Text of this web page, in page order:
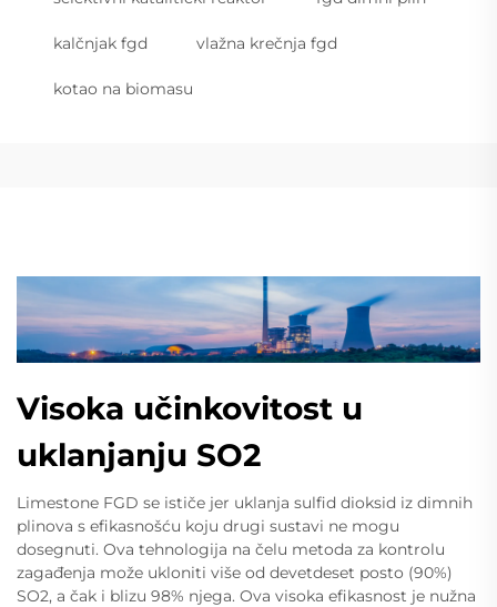
kalčnjak fgd vlažna krečnja fgd
kotao na biomasu
Visoka učinkovitost u
uklanjanju SO2
Limestone FGD se ističe jer uklanja sulfid dioksid iz dimnih
plinova s efikasnošću koju drugi sustavi ne mogu
dosegnuti. Ova tehnologija na čelu metoda za kontrolu
zagađenja može ukloniti više od devetdeset posto (90%)
SO2, a čak i blizu 98% njega. Ova visoka efikasnost je nužna